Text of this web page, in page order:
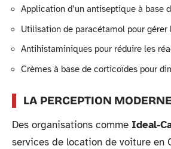
Application d’un antiseptique à base
Utilisation de paracétamol pour gérer
Antihistaminiques pour réduire les
Crèmes à base de corticoïdes pour
LA PERCEPTION
Des organisations comme Ideal-
services de location de voiture en